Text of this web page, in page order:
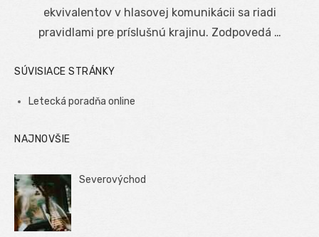
ekvivalentov v hlasovej komunikácii sa riadi
pravidlami pre príslušnú krajinu. Zodpovedá …
SÚVISIACE STRÁNKY
Letecká poradňa online
NAJNOVŠIE
Severovýchod